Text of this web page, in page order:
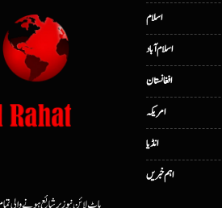
اسلام
اسلام آباد
افغانستان
امریکہ
انڈیا
اہم خبریں